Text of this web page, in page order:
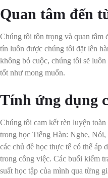
Quan tâm đến
Chúng tôi tôn trọng và quan tâm
tín luôn được chúng tôi đặt lên
không bỏ cuộc, chúng tôi sẽ
tốt như mong muốn.
Tính ứng dụng
Chúng tôi cam kết rèn luyện
trong học Tiếng Hàn: Nghe,
các chủ đề học thực tế có thể áp
trong công việc. Các buổi kiểm
suất học tập của mình qua từng